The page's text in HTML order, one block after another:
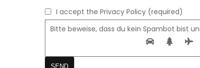
I accept the Privacy Policy (required)
Bitte beweise, dass du kein Spambot bist